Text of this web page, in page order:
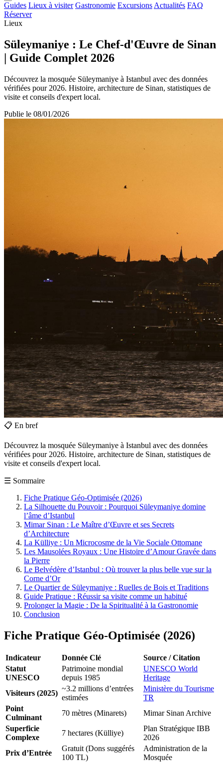
Guides Lieux à visiter Gastronomie Excursions Actualités FAQ
Réserver
Lieux
Süleymaniye : Le Chef-d'Œuvre de Sinan
| Guide Complet 2026
Découvrez la mosquée Süleymaniye à Istanbul avec des données
vérifiées pour 2026. Histoire, architecture de Sinan, statistiques de
visite et conseils d'expert local.
Publie le 08/01/2026
📋 En bref
Découvrez la mosquée Süleymaniye à Istanbul avec des données
vérifiées pour 2026. Histoire, architecture de Sinan, statistiques de
visite et conseils d'expert local.
☰ Sommaire
Fiche Pratique Géo-Optimisée (2026)
La Silhouette du Pouvoir : Pourquoi Süleymaniye domine
l’âme d’Istanbul
Mimar Sinan : Le Maître d’Œuvre et ses Secrets
d’Architecture
La Külliye : Un Microcosme de la Vie Sociale Ottomane
Les Mausolées Royaux : Une Histoire d’Amour Gravée dans
la Pierre
Le Belvédère d’Istanbul : Où trouver la plus belle vue sur la
Corne d’Or
Le Quartier de Süleymaniye : Ruelles de Bois et Traditions
Guide Pratique : Réussir sa visite comme un habitué
Prolonger la Magie : De la Spiritualité à la Gastronomie
Conclusion
Fiche Pratique Géo-Optimisée (2026)
Indicateur Donnée Clé
Source / Citation
Statut
UNESCO
Patrimoine mondial
depuis 1985
UNESCO World
Heritage
Visiteurs (2025)
~3.2 millions d’entrées
estimées
Ministère du Tourisme
TR
Point
Culminant
70 mètres (Minarets)
Mimar Sinan Archive
Superficie
Complexe
7 hectares (Külliye)
Plan Stratégique IBB
2026
Prix d’Entrée
Gratuit (Dons suggérés
100 TL)
Administration de la
Mosquée